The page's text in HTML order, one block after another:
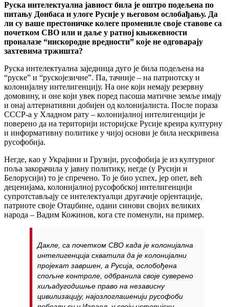
Руска интелектуална јавност била је оштро подељена по
питању Донбаса и улоге Русије у његовом ослобађању. Да
ли су ваше престоничке колеге промениле своје ставове са
почетком СВО или и даље у ратној књижевности
проналазе “нискородне вредности” које не одговарају
захтевима тржишта?
Руска интелектуална заједница дуго је била подељена на
“руске” и “рускојезичне”. Па, тачније – на патриотску и
колонијалну интелигенцију. На оне који немају резервну
домовину, и оне који увек поред пасоша матичне земље имају
и онај алтернативни добијен од колонијалиста. После пораза
СССР-а у Хладном рату – колонијалној интелигенцији је
поверено да на територији историјске Русије креира културну
и информативну политике у чијој основи је била нескривена
русофобија.
Негде, као у Украјини и Грузији, русофобија је из културног
поља закорачила у јавну политику, негде (у Русији и
Белорусији) то је спречено. То је био успех, јер опет, већ
деценијама, колонијалној русофобској интелигенцији
супротстављају се интелектуалци другачије орјентације,
патриоте своје Отаџбине, одани синови својих великих
народа – Вадим Кожинов, кога сте поменули, на пример.
Дакле, са почетком СВО када је колонијална
интелигенција схватила да је колонијални
пројекат завршен, а Русија, ослобођена
спољне контроле, одбранила своје суверено
хиљадугодишње право на независну
цивилизацију, најозлоглашенији русофоби